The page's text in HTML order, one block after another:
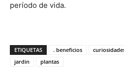
período de vida.
ETIQUETAS . beneficios
jardin
plantas